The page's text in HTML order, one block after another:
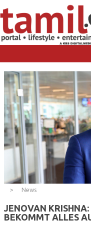
News
JENOVAN KRISHNA:
BEKOMMT ALLES